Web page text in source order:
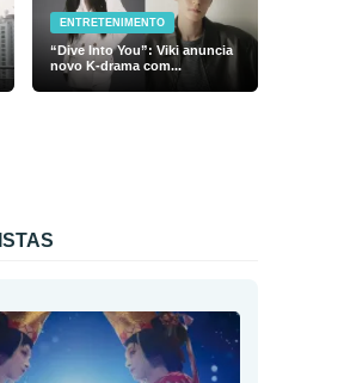
ENTRETENIMENTO
“Dive Into You”: Viki anuncia
novo K-drama com...